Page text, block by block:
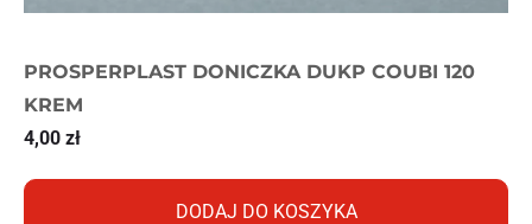
PROSPERPLAST DONICZKA DUKP COUBI 120
KREM
4,00 zł
DODAJ DO KOSZYKA